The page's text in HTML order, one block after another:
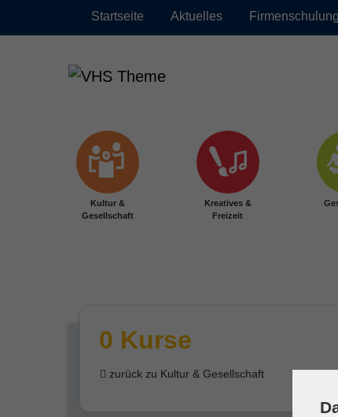
Startseite Aktuelles
Kultur &
Gesellschaft
Kreatives &
Freizeit
0 Kurse
zurück zu Kultur & Gesellschaft